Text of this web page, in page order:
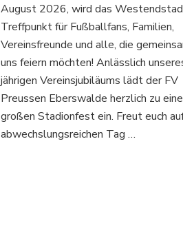
August 2026, wird das
Treffpunkt für Fußballfans, Familien,
Vereinsfreunde und alle, die
uns feiern möchten! Anlässlich
jährigen Vereinsjubiläums lädt der FV
Preussen Eberswalde herzlich zu
großen Stadionfest ein. Freut euch
abwechslungsreichen Tag …